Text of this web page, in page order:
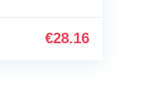
€28.16